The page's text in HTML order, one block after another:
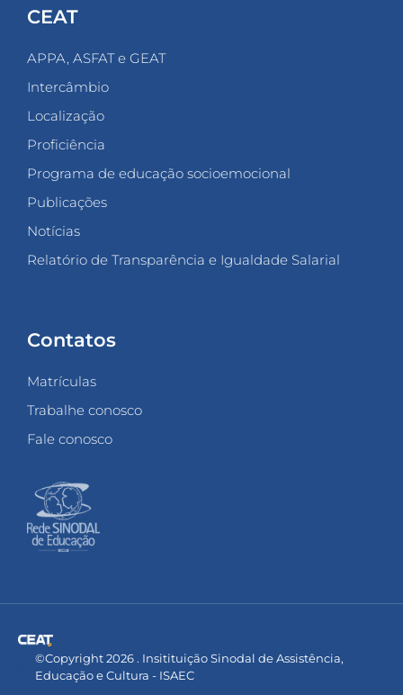
CEAT
APPA, ASFAT e GEAT
Intercâmbio
Localização
Proficiência
Programa de educação socioemocional
Publicações
Notícias
Relatório de Transparência e Igualdade Salarial
Contatos
Matrículas
Trabalhe conosco
Fale conosco
©Copyright 2026 . Insitituição Sinodal de Assistência,
Educação e Cultura - ISAEC